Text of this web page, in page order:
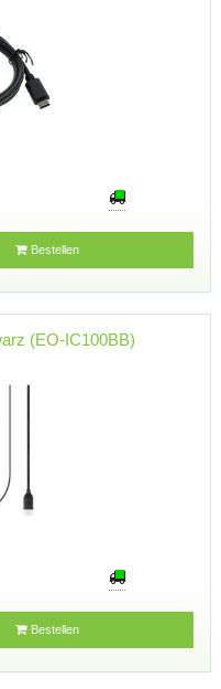
Bestellen
(EO-IC100BB)
Bestellen